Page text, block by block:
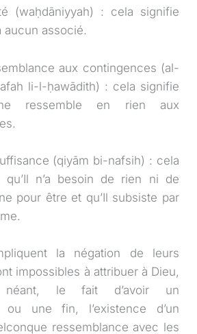
(waḥdāniyyah) : cela signifie
aucun associé.
aux contingences (al-
li-l-ḥawādith) : cela signifie
ressemble en rien aux
(qiyām bi-nafsih) : cela
qu’Il n’a besoin de rien ni de
pour être et qu’Il subsiste par
la négation de leurs
impossibles à attribuer à Dieu,
le fait d’avoir un
ou une fin, l’existence d’un
ressemblance avec les